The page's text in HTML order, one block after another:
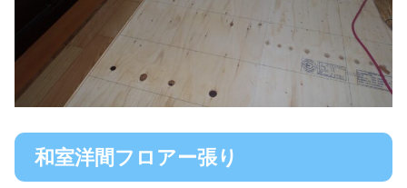
和室洋間フロアー張り